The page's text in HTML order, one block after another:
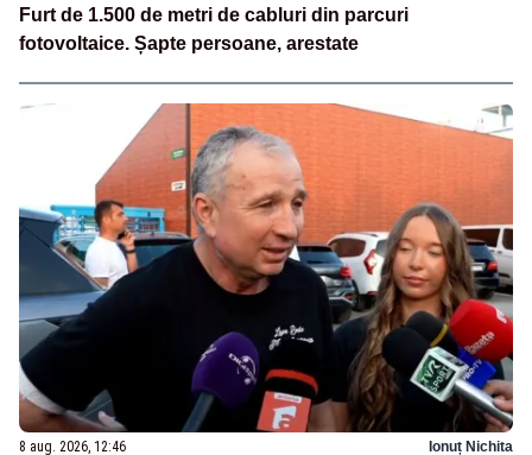
Furt de 1.500 de metri de cabluri din parcuri
fotovoltaice. Șapte persoane, arestate
8 aug. 2026, 12:46 Ionuț Nichita